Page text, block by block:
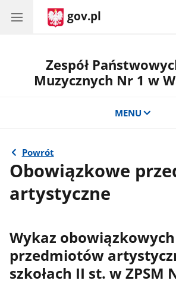
gov.pl
Zespół
Muzycznych Nr 1 w
MENU
Powrót
Obowiązkowe
artystyczne
Wykaz obowiązkowych
przedmiotów
szkołach II st. w ZPSM